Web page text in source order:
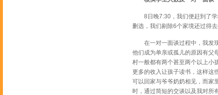
8日晚7:30，我们便赶到了学
删选，我们剔除6个家境还过得
在一对一面谈过程中，我发现
他们成为单亲或孤儿的原因有父
村一般都有两个甚至两个以上小
更多的收入让孩子读书，这样这
可以回家与爷爷奶奶相见，而家
时，通过简短的交谈以及我对所